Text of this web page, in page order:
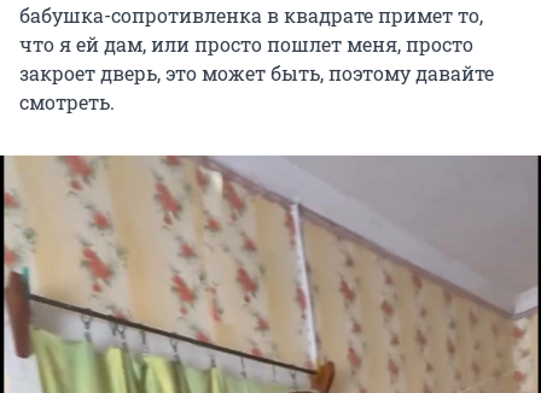
бабушка-сопротивленка в квадрате примет то,
что я ей дам, или просто пошлет меня, просто
закроет дверь, это может быть, поэтому давайте
смотреть.